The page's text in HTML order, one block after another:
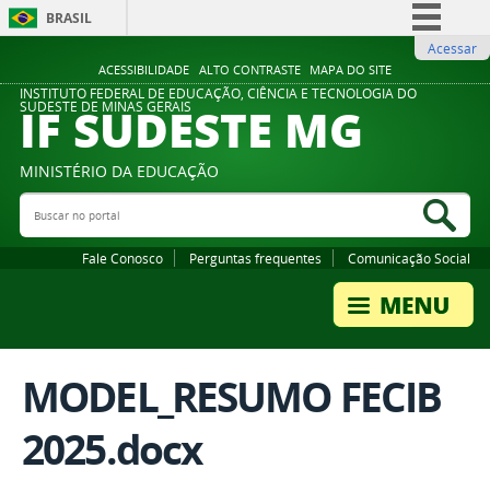
ACESSIBILIDADE ALTO CONTRASTE MAPA DO SITE
BRASIL
Comunica BR
Participe
Legislação
Acessar
INSTITUTO FEDERAL DE EDUCAÇÃO, CIÊNCIA E TECNOLOGIA DO
SUDESTE DE MINAS GERAIS
IF SUDESTE MG
MINISTÉRIO DA EDUCAÇÃO
Buscar no portal
Fale Conosco Perguntas frequentes Comunicação Social
MODEL_RESUMO FECIB
2025.docx